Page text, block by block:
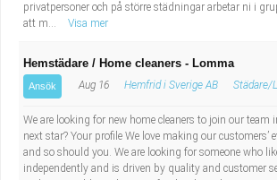
privatpersoner och på större städningar arbetar ni i
att m...
Visa mer
Hemstädare / Home cleaners - Lomma
Ansök Aug 16 Hemfrid i Sverige AB Städare/
We are looking for new home cleaners to join our team
next star? Your profile We love making our customers’
and so should you. We are looking for someone who
independently and is driven by quality and customer